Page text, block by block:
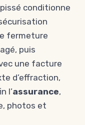
conditionne
fermeture
puis
une facture
d’effraction,
l’assurance,
photos et